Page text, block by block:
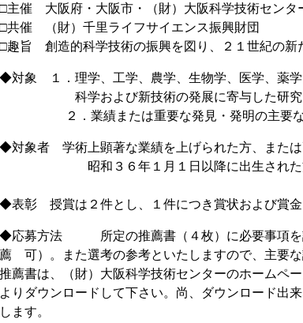
□主催 大阪府・大阪市・（財）大阪科学技術センタ
□共催 （財）千里ライフサイエンス振興財団
□趣旨 創造的科学技術の振興を図り、２１世紀の新
◆対象 １．理学、工学、農学、生物学、医学、薬学
科学および新技術の発展に寄与した研究・
２．業績または重要な発見・発明の主要なも
◆対象者 学術上顕著な業績を上げられた方、または
昭和３６年１月１日以降に出生された
◆表彰 授賞は２件とし、１件につき賞状および賞金
◆応募方法 所定の推薦書（４枚）に必要事項を記
薦 可）。また選考の参考といたしますので、主要な
推薦書は、（財）大阪科学技術センターのホームペ
よりダウンロードして下さい。尚、ダウンロード出
します。